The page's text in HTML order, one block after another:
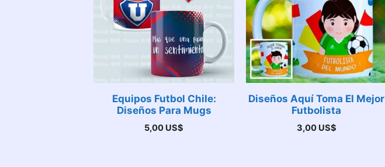
Equipos Futbol Chile:
Diseños Para Mugs
5,00 US$
Diseños Aquí Toma El Mejor
Futbolista
3,00 US$